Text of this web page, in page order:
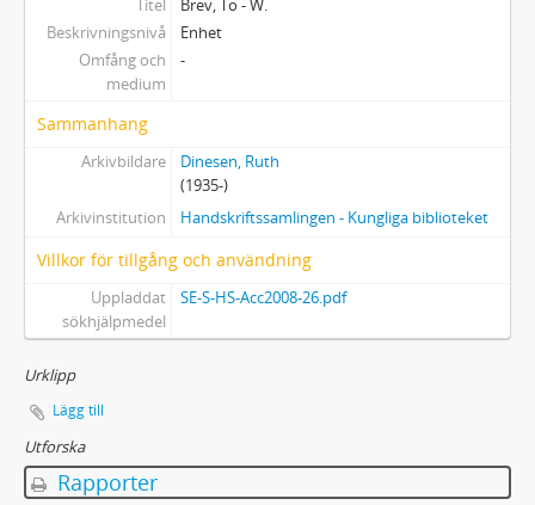
Titel
Brev, To - W.
Beskrivningsnivå
Enhet
Omfång och
medium
-
Sammanhang
Arkivbildare
Dinesen, Ruth
(1935-)
Arkivinstitution
Handskriftssamlingen - Kungliga biblioteket
Villkor för tillgång och användning
Uppladdat
sökhjälpmedel
SE-S-HS-Acc2008-26.pdf
Urklipp
Lägg till
Utforska
Rapporter